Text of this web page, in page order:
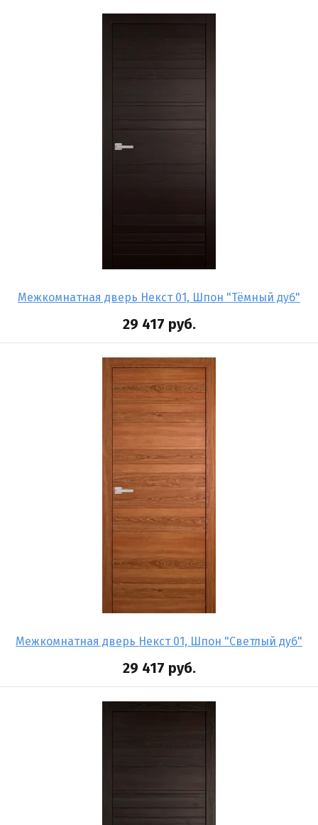
Межкомнатная дверь Некст 01, Шпон "Тёмный дуб"
29 417 руб.
Межкомнатная дверь Некст 01, Шпон "Светлый дуб"
29 417 руб.